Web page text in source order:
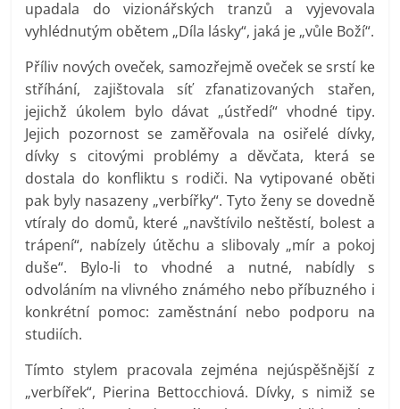
upadala do vizionářských tranzů a vyjevovala
vyhlédnutým obětem „Díla lásky“, jaká je „vůle Boží“.
Příliv nových oveček, samozřejmě oveček se srstí ke
stříhání, zajištovala síť zfanatizovaných stařen,
jejichž úkolem bylo dávat „ústředí“ vhodné tipy.
Jejich pozornost se zaměřovala na osiřelé dívky,
dívky s citovými problémy a děvčata, která se
dostala do konfliktu s rodiči. Na vytipované oběti
pak byly nasazeny „verbířky“. Tyto ženy se dovedně
vtíraly do domů, které „navštívilo neštěstí, bolest a
trápení“, nabízely útěchu a slibovaly „mír a pokoj
duše“. Bylo-li to vhodné a nutné, nabídly s
odvoláním na vlivného známého nebo příbuzného i
konkrétní pomoc: zaměstnání nebo podporu na
studiích.
Tímto stylem pracovala zejména nejúspěšnější z
„verbířek“, Pierina Bettocchiová. Dívky, s nimiž se